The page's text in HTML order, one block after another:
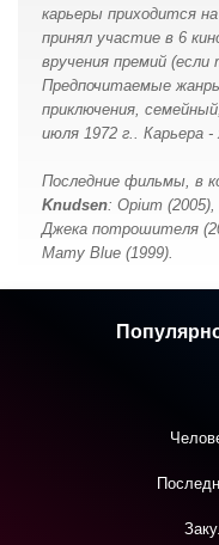
карьеры приходится
принял участие в 6
вручения премий
Предпочитаемые
приключения,
июля 1972 г.. Карьера
Последние фильмы, в
Knudsen: Opium
Джека потрошителя
Mamy Blue (1999).